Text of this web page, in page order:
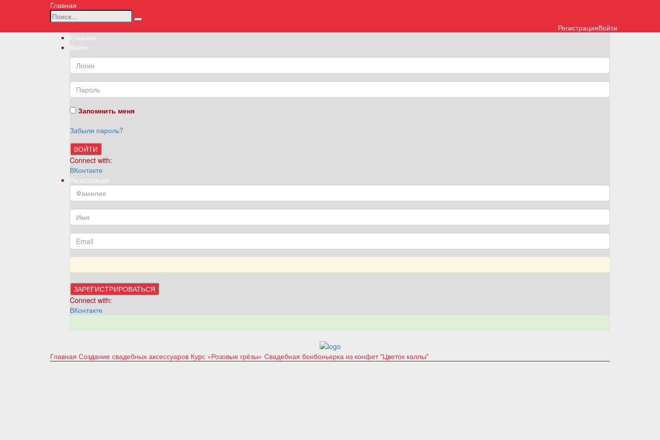
Главная
Войти
Регистрация
Главная
Войти
Запомнить меня
Забыли пароль?
ВОЙТИ
Connect with:
ВКонтакте
Регистрация
Connect with:
ВКонтакте
Главная Создание свадебных аксессуаров Курс «Розовые грёзы» Свадебная бонбоньерка из конфет "Цветок каллы"